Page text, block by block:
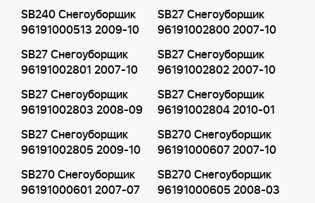
SB240 Снегоуборщик
96191000513 2009-10
SB27 Снегоуборщик
96191002800 2007-10
SB27 Снегоуборщик
96191002801 2007-10
SB27 Снегоуборщик
96191002802 2007-10
SB27 Снегоуборщик
96191002803 2008-09
SB27 Снегоуборщик
96191002804 2010-01
SB27 Снегоуборщик
96191002805 2009-10
SB270 Снегоуборщик
96191000607 2007-10
SB270 Снегоуборщик
96191000601 2007-07
SB270 Снегоуборщик
96191000605 2008-03